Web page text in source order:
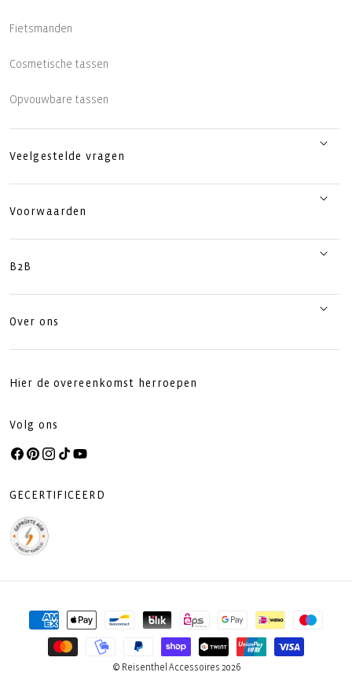
Fietsmanden
Cosmetische tassen
Opvouwbare tassen
Veelgestelde vragen
Voorwaarden
B2B
Over ons
Hier de overeenkomst herroepen
Volg ons
Facebook
Pinterest
Instagram
TikTokYouTube
GECERTIFICEERD
Betaalmethoden
© Reisenthel Accessoires 2026